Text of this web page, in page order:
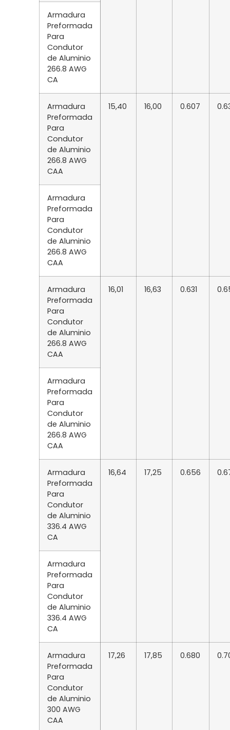
Armadura
Preformada
Para
Condutor
de Aluminio
266.8 AWG
CA
Armadura
Preformada
Para
Condutor
de Aluminio
266.8 AWG
CAA
15,40 16,00 0.607
Armadura
Preformada
Para
Condutor
de Aluminio
266.8 AWG
CAA
Armadura
Preformada
Para
Condutor
de Aluminio
266.8 AWG
CAA
16,01 16,63 0.631
Armadura
Preformada
Para
Condutor
de Aluminio
266.8 AWG
CAA
Armadura
Preformada
Para
Condutor
de Aluminio
336.4 AWG
CA
16,64 17,25 0.656
Armadura
Preformada
Para
Condutor
de Aluminio
336.4 AWG
CA
Armadura
Preformada
Para
Condutor
de Aluminio
300 AWG
CAA
17,26 17,85 0.680